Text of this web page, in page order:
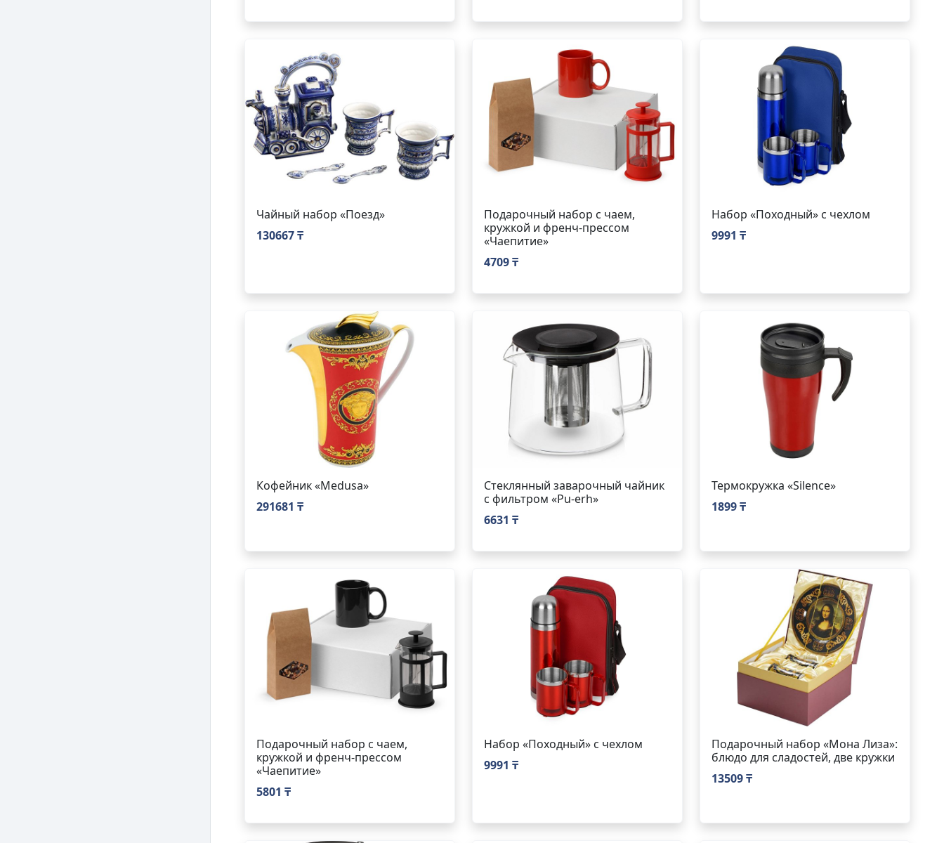
Чайный набор «Поезд»
130667 ₸
Подарочный набор с чаем,
кружкой и френч-прессом
«Чаепитие»
4709 ₸
Набор «Походный» с чехлом
9991 ₸
Кофейник «Medusa»
291681 ₸
Стеклянный заварочный чайник
с фильтром «Pu-erh»
6631 ₸
Термокружка «Silence»
1899 ₸
Подарочный набор с чаем,
кружкой и френч-прессом
«Чаепитие»
5801 ₸
Набор «Походный» с чехлом
9991 ₸
Подарочный набор «Мона Лиза»:
блюдо для сладостей, две кружки
13509 ₸